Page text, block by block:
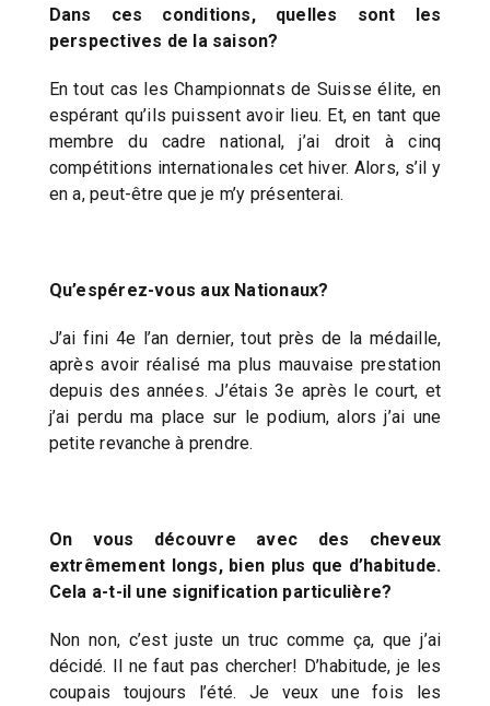
Dans ces conditions, quelles sont les
perspectives de la saison?
En tout cas les Championnats de Suisse élite, en
espérant qu’ils puissent avoir lieu. Et, en tant que
membre du cadre national, j’ai droit à cinq
compétitions internationales cet hiver. Alors, s’il y
en a, peut-être que je m’y présenterai.
Qu’espérez-vous aux Nationaux?
J’ai fini 4e l’an dernier, tout près de la médaille,
après avoir réalisé ma plus mauvaise prestation
depuis des années. J’étais 3e après le court, et
j’ai perdu ma place sur le podium, alors j’ai une
petite revanche à prendre.
On vous découvre avec des cheveux
extrêmement longs, bien plus que d’habitude.
Cela a-t-il une signification particulière?
Non non, c’est juste un truc comme ça, que j’ai
décidé. Il ne faut pas chercher! D’habitude, je les
coupais toujours l’été. Je veux une fois les